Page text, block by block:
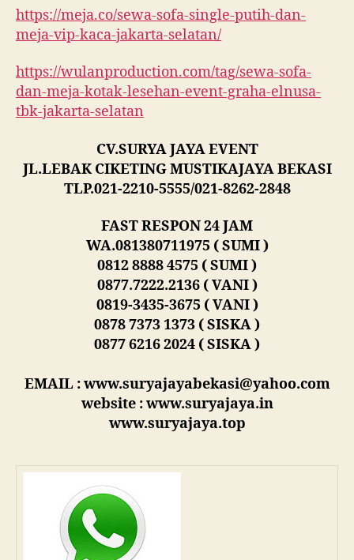
https://meja.co/sewa-sofa-single-putih-dan-
meja-vip-kaca-jakarta-selatan/
https://wulanproduction.com/tag/sewa-sofa-
dan-meja-kotak-lesehan-event-graha-elnusa-
tbk-jakarta-selatan
CV.SURYA JAYA EVENT
JL.LEBAK CIKETING MUSTIKAJAYA BEKASI
TLP.021-2210-5555/021-8262-2848
FAST RESPON 24 JAM
WA.081380711975 ( SUMI )
0812 8888 4575 ( SUMI )
0877.7222.2136 ( VANI )
0819-3435-3675 ( VANI )
0878 7373 1373 ( SISKA )
0877 6216 2024 ( SISKA )
EMAIL : www.suryajayabekasi@yahoo.com
website : www.suryajaya.in
www.suryajaya.top